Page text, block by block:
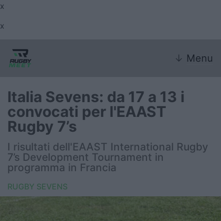
x
x
↓ Menu
Nazionale
Nazionali giovanili
Rugby Sevens
FIR
Italia Sevens: da 17 a 13 i
convocati per l'EAAST
Rugby 7’s
I risultati dell'EAAST International Rugby
7’s Development Tournament in
programma in Francia
RUGBY SEVENS